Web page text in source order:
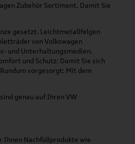
Zubehör Sortiment. Damit Sie
gesetzt. Leichtmetallfelgen
von Volkswagen
und Unterhaltungsmedien.
und Schutz: Damit Sie sich
vorgesorgt: Mit dem
genau auf Ihren VW
Ihnen Nachfüllprodukte wie